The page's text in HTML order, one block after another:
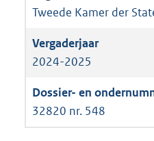
Tweede Kamer der
2024-2025
32820 nr. 548